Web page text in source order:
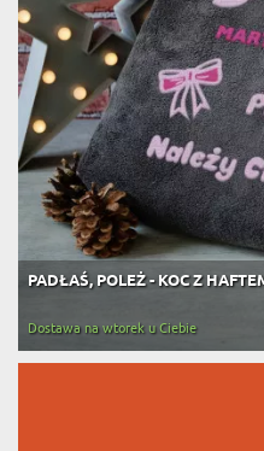
PADŁAŚ, POLEŻ - KOC Z
Dostawa na wtorek u Ciebie